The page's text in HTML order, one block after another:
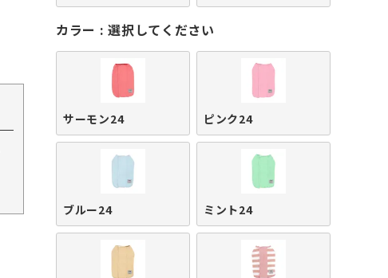
カラー 選択してください
サーモン24 ピンク24
ブルー24 ミント24